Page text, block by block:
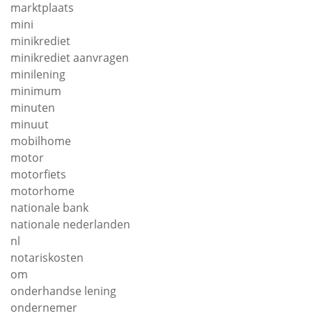
marktplaats
mini
minikrediet
minikrediet aanvragen
minilening
minimum
minuten
minuut
mobilhome
motor
motorfiets
motorhome
nationale bank
nationale nederlanden
nl
notariskosten
om
onderhandse lening
ondernemer